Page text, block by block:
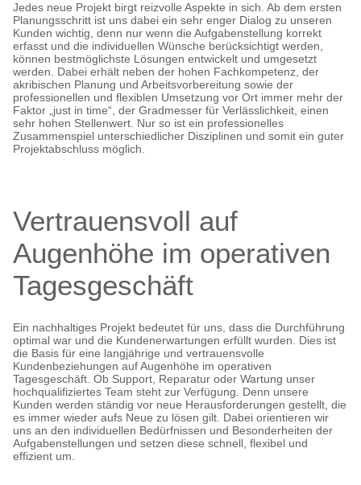
Jedes neue Projekt birgt reizvolle Aspekte in sich. Ab dem ersten
Planungsschritt ist uns dabei ein sehr enger Dialog zu unseren
Kunden wichtig, denn nur wenn die Aufgabenstellung korrekt
erfasst und die individuellen Wünsche berücksichtigt werden,
können bestmöglichste Lösungen entwickelt und umgesetzt
werden. Dabei erhält neben der hohen Fachkompetenz, der
akribischen Planung und Arbeitsvorbereitung sowie der
professionellen und flexiblen Umsetzung vor Ort immer mehr der
Faktor „just in time“, der Gradmesser für Verlässlichkeit, einen
sehr hohen Stellenwert. Nur so ist ein professionelles
Zusammenspiel unterschiedlicher Disziplinen und somit ein guter
Projektabschluss möglich.
Vertrauensvoll auf
Augenhöhe im operativen
Tagesgeschäft
Ein nachhaltiges Projekt bedeutet für uns, dass die Durchführung
optimal war und die Kundenerwartungen erfüllt wurden. Dies ist
die Basis für eine langjährige und vertrauensvolle
Kundenbeziehungen auf Augenhöhe im operativen
Tagesgeschäft. Ob Support, Reparatur oder Wartung unser
hochqualifiziertes Team steht zur Verfügung. Denn unsere
Kunden werden ständig vor neue Herausforderungen gestellt, die
es immer wieder aufs Neue zu lösen gilt. Dabei orientieren wir
uns an den individuellen Bedürfnissen und Besonderheiten der
Aufgabenstellungen und setzen diese schnell, flexibel und
effizient um.